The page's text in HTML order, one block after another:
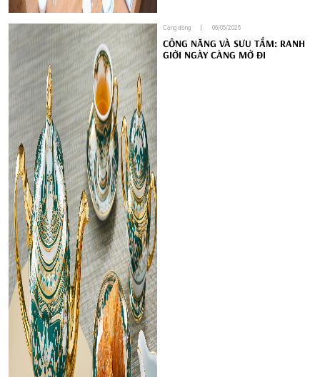
Cộng đồng 06/05/2026
CÔNG NĂNG VÀ SƯU TẦM: RANH
GIỚI NGÀY CÀNG MỜ ĐI